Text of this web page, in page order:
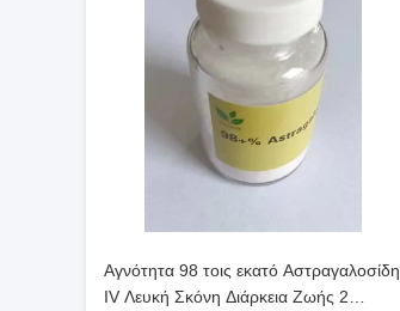
Αγνότητα 98 τοις εκατό Αστραγαλοσίδη
IV Λευκή Σκόνη Διάρκεια Ζωής 2